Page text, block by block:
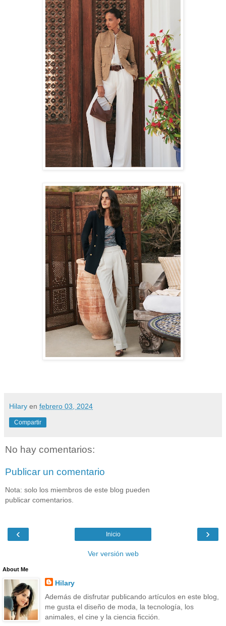
Hilary en febrero 03, 2024
Compartir
No hay comentarios:
Publicar un comentario
Nota: solo los miembros de este blog pueden
publicar comentarios.
‹ ›
Inicio
Ver versión web
About Me
Hilary
Además de disfrutar publicando artículos en este blog,
me gusta el diseño de moda, la tecnología, los
animales, el cine y la ciencia ficción.